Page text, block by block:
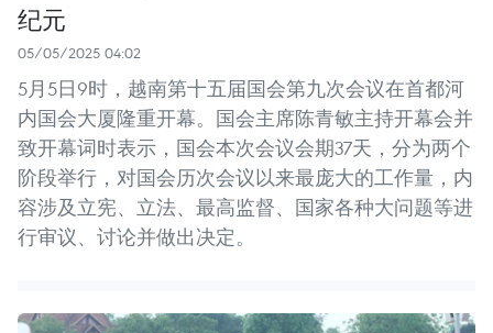
纪元
05/05/2025 04:02
5月5日9时，越南第十五届国会第九次会议在首都河
内国会大厦隆重开幕。国会主席陈青敏主持开幕会并
致开幕词时表示，国会本次会议会期37天，分为两个
阶段举行，对国会历次会议以来最庞大的工作量，内
容涉及立宪、立法、最高监督、国家各种大问题等进
行审议、讨论并做出决定。